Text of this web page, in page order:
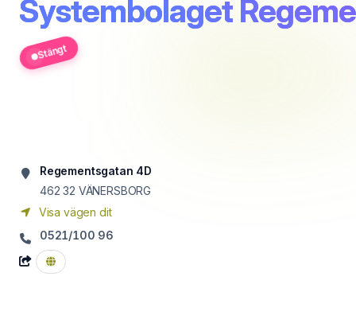
Systembolaget
Stängt
Regementsgatan 4D
462 32 VÄNERSBORG
Visa vägen dit
0521/100 96